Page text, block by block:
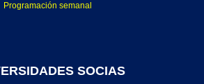
Programación semanal
SOCIAS